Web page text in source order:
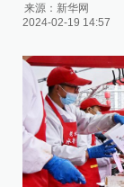
来源： 新华网
2024-02-19 14:57